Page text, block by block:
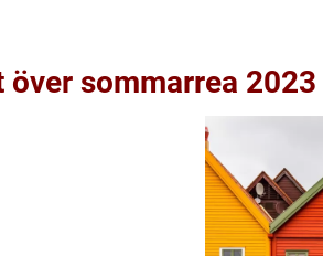
över sommarrea 2023